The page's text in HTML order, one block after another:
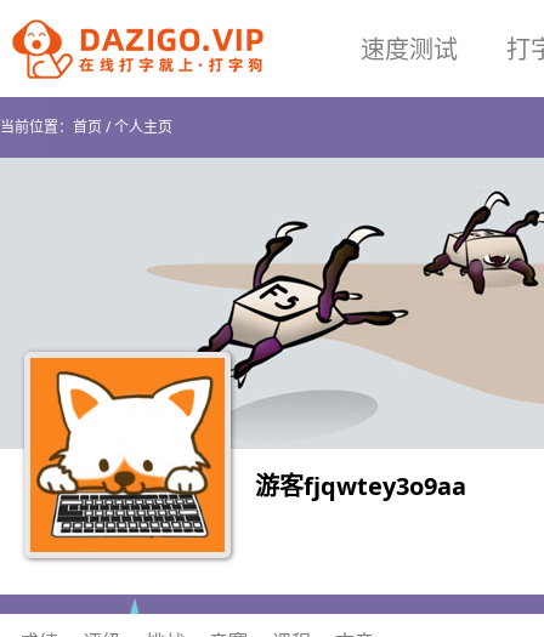
速度测试 打
当前位置： 首页/个人主页
游客fjqwtey3o9aa